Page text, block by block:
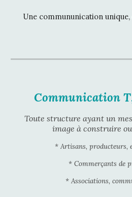
Une commununication
Communication T
Toute structure ayant un
image à construire
* Artisans, producteurs,
* Commerçants de
* Associations,